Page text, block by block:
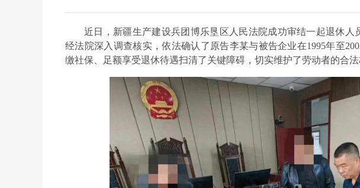
近日，新疆生产建设兵团博乐垦区人民法院成功审结一起退休人
经法院深入调查核实，依法确认了原告李某与被告企业在1995年至
缴社保、足额享受退休待遇扫清了关键障碍，切实维护了劳动者的合法